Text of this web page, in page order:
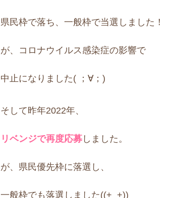
県民枠で落ち、一般枠で当選しました！
が、コロナウイルス感染症の影響で
中止になりました( ；∀；)
そして昨年2022年、
リベンジで再度応募 しました。
が、県民優先枠に落選し、
一般枠でも落選しました((+_+))